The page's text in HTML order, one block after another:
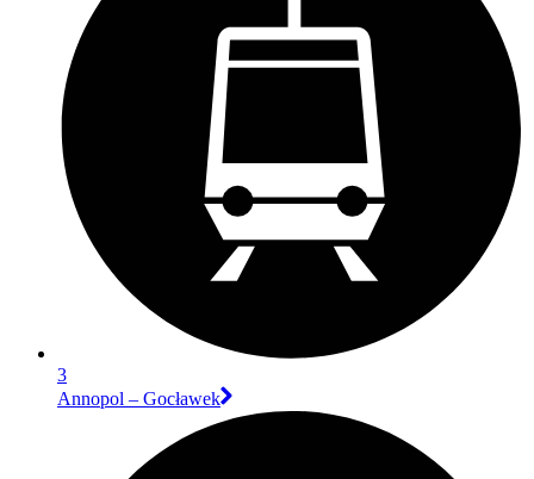
3
Annopol – Gocławek